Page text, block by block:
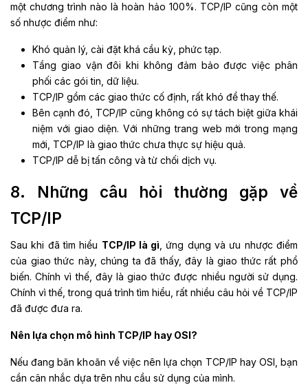
một chương trình nào là hoàn hảo 100%. TCP/IP cũng còn một
số nhược điểm như:
Khó quản lý, cài đặt khá cầu kỳ, phức tạp.
Tầng giao vận đôi khi không đảm bảo được việc phân
phối các gói tin, dữ liệu.
TCP/IP gồm các giao thức cố định, rất khó để thay thế.
Bên cạnh đó, TCP/IP cũng không có sự tách biệt giữa khái
niệm với giao diện. Với những trang web mới trong mạng
mới, TCP/IP là giao thức chưa thực sự hiệu quả.
TCP/IP dễ bị tấn công và từ chối dịch vụ.
8. Những câu hỏi thường gặp về
TCP/IP
Sau khi đã tìm hiểu TCP/IP là gì , ứng dụng và ưu nhược điểm
của giao thức này, chúng ta đã thấy, đây là giao thức rất phổ
biến. Chính vì thế, đây là giao thức được nhiều người sử dụng.
Chính vì thế, trong quá trình tìm hiểu, rất nhiều câu hỏi về TCP/IP
đã được đưa ra.
Nên lựa chọn mô hình TCP/IP hay OSI?
Nếu đang băn khoăn về việc nên lựa chọn TCP/IP hay OSI, bạn
cần cân nhắc dựa trên nhu cầu sử dụng của mình.